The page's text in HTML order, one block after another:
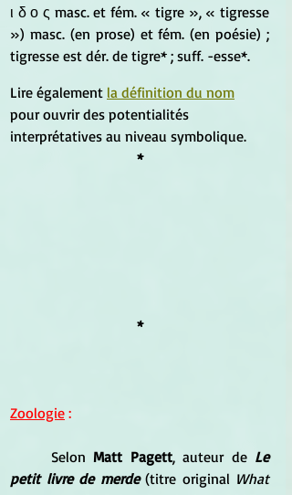
ι δ ο ς masc. et fém. « tigre », « tigresse
») masc. (en prose) et fém. (en poésie) ;
tigresse est dér. de tigre* ; suff. -esse*.
Lire également la définition du nom
pour ouvrir des potentialités
interprétatives au niveau symbolique.
*
*
Zoologie :
	Selon
Matt Pagett, auteur de Le
petit livre de merde (titre original What